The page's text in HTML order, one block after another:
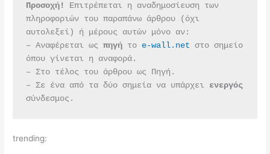
Προσοχή!
Επιτρέπεται η αναδημοσίευση των
πληροφοριών του παραπάνω άρθρου (όχι
αυτολεξεί) ή μέρους αυτών μόνο αν:
– Αναφέρεται ως πηγή το e-wall.net στο σημείο
όπου γίνεται η αναφορά.
– Στο τέλος του άρθρου ως Πηγή.
– Σε ένα από τα δύο σημεία να υπάρχει
σύνδεσμος.
trending: